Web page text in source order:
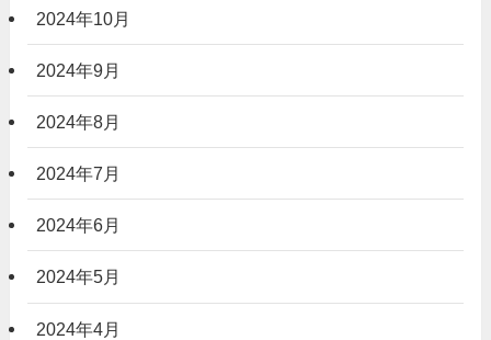
2024年10月
2024年9月
2024年8月
2024年7月
2024年6月
2024年5月
2024年4月